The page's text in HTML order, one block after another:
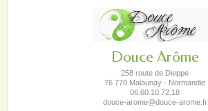
Douce Arôme
258 route de Dieppe
76 770 Malaunay - Normandie
06.60.10.72.18
douce-arome@douce-arome.fr